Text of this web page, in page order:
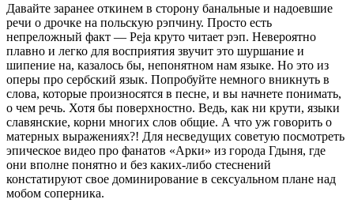
Давайте заранее откинем в сторону банальные и надоевшие
речи о дрочке на польскую рэпчину. Просто есть
непреложный факт — Peja круто читает рэп. Невероятно
плавно и легко для восприятия звучит это шуршание и
шипение на, казалось бы, непонятном нам языке. Но это из
оперы про сербский язык. Попробуйте немного вникнуть в
слова, которые произносятся в песне, и вы начнете понимать,
о чем речь. Хотя бы поверхностно. Ведь, как ни крути, языки
славянские, корни многих слов общие. А что уж говорить о
матерных выражениях?! Для несведущих советую посмотреть
эпическое видео про фанатов «Арки» из города Гдыня, где
они вполне понятно и без каких-либо стеснений
констатируют свое доминирование в сексуальном плане над
мобом соперника.